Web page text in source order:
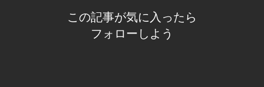
この記事が気に入ったら
フォローしよう